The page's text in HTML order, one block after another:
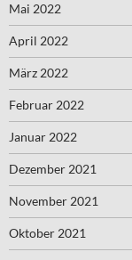
Mai 2022
April 2022
März 2022
Februar 2022
Januar 2022
Dezember 2021
November 2021
Oktober 2021